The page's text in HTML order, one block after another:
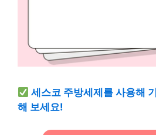
세스코 주방세제를 사용해
해 보세요!